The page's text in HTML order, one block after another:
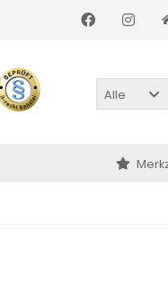
Alle